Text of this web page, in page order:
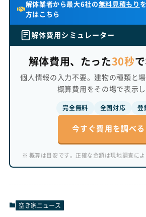
解体業者から最大6社の無料見積もり
方はこちら
解体費用シミュレーター
解体費用、たった 30秒
個人情報の入力不要。建物の種類と
概算費用をその場で表示し
完全無料 全国対応 登
今すぐ費用を調べる
※ 概算は目安です。正確な金額は現地調査に
空き家ニュース